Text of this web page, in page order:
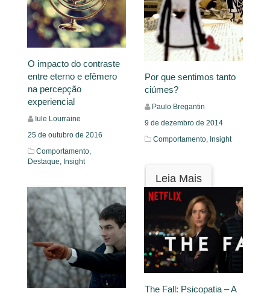
O impacto do contraste
entre eterno e efêmero
na percepção
experiencial
Iule Lourraine
25 de outubro de 2016
Comportamento,
Destaque, Insight
Leia Mais
Por que sentimos tanto
ciúmes?
Paulo Bregantin
9 de dezembro de 2014
Comportamento, Insight
Leia Mais
The Fall: Psicopatia – A